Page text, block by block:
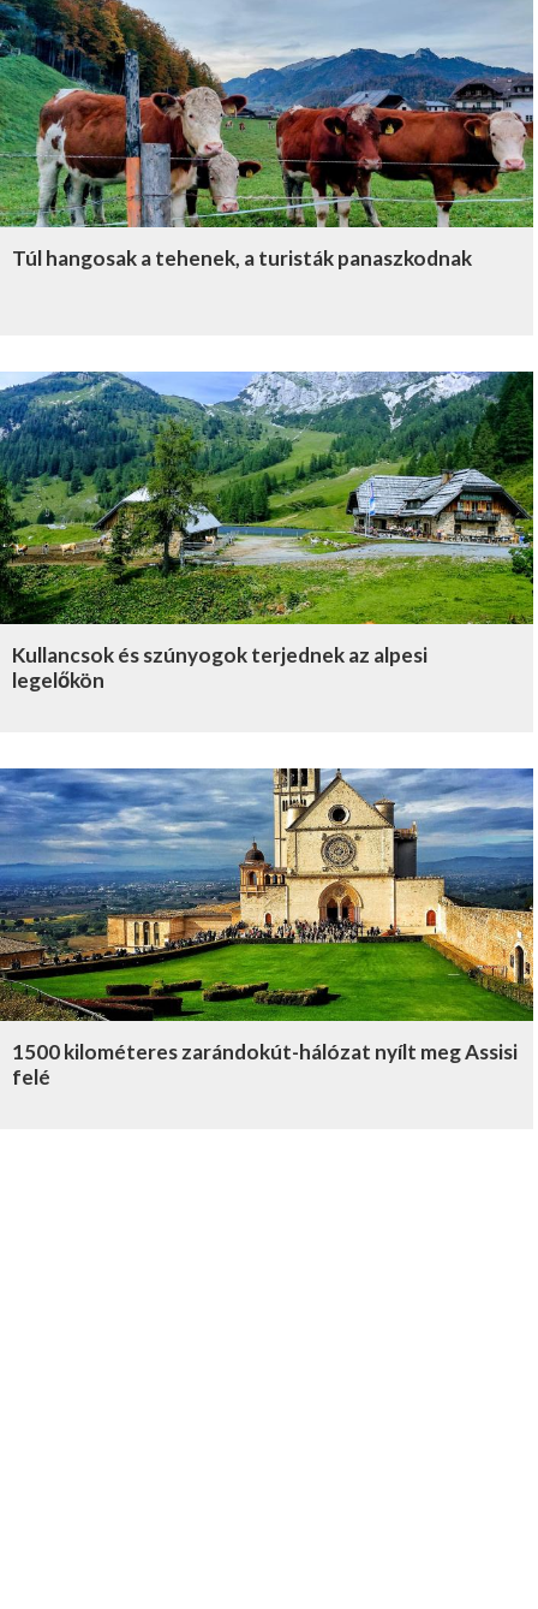
Túl hangosak a tehenek, a turisták panaszkodnak
Kullancsok és szúnyogok terjednek az alpesi
legelőkön
1500 kilométeres zarándokút-hálózat nyílt meg Assisi
felé